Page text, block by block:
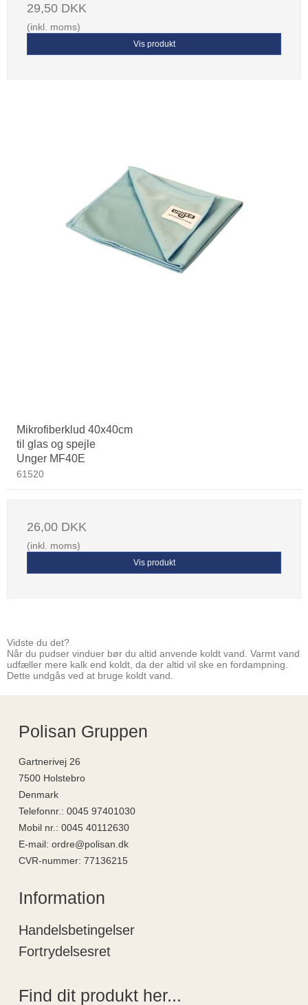
29,50 DKK
(inkl. moms)
Vis produkt
Mikrofiberklud 40x40cm
til glas og spejle
Unger MF40E
61520
26,00 DKK
(inkl. moms)
Vis produkt
Vidste du det?
Når du pudser vinduer bør du altid anvende koldt vand. Varmt vand
udfæller mere kalk end koldt, da der altid vil ske en fordampning.
Dette undgås ved at bruge koldt vand.
Polisan Gruppen
Gartnerivej 26
7500 Holstebro
Denmark
Telefonnr. : 0045 97401030
Mobil nr. : 0045 40112630
E-mail: ordre@polisan.dk
CVR-nummer: 77136215
Information
Handelsbetingelser
Fortrydelsesret
Find dit produkt her...